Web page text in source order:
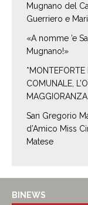
Mugnano del
Guerriero e
«A nomme ’e
Mugnano!»
*MONTEFORTE
COMUNALE,
MAGGIORANZA
San Gregorio
d’Amico Miss
Matese
BINEWS